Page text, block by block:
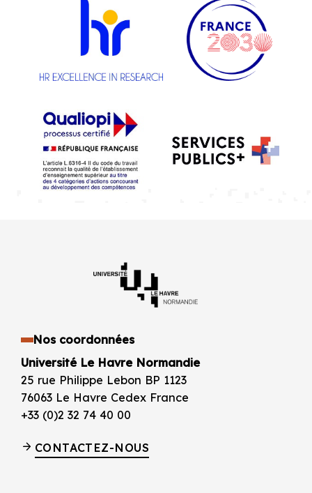
Nos coordonnées
Université Le Havre Normandie
25 rue Philippe Lebon BP 1123
76063 Le Havre Cedex France
+33 (0)2 32 74 40 00
CONTACTEZ-NOUS